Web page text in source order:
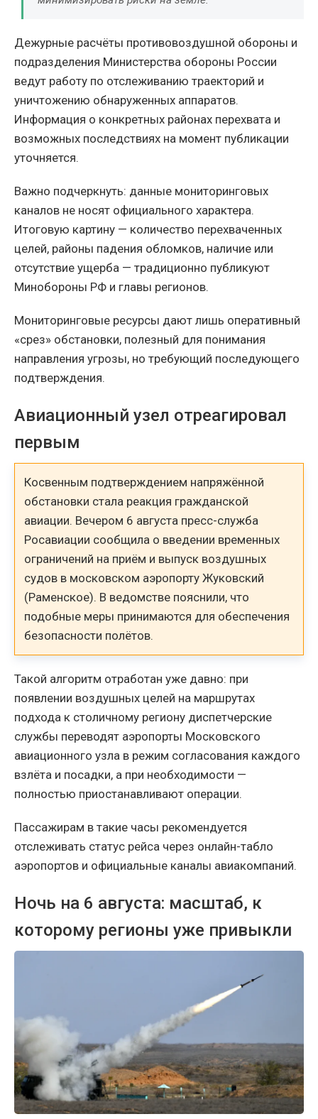
Дежурные расчёты противовоздушной обороны и
подразделения Министерства обороны России
ведут работу по отслеживанию траекторий и
уничтожению обнаруженных аппаратов.
Информация о конкретных районах перехвата и
возможных последствиях на момент публикации
уточняется.
Важно подчеркнуть: данные мониторинговых
каналов не носят официального характера.
Итоговую картину — количество перехваченных
целей, районы падения обломков, наличие или
отсутствие ущерба — традиционно публикуют
Минобороны РФ и главы регионов.
Мониторинговые ресурсы дают лишь оперативный
«срез» обстановки, полезный для понимания
направления угрозы, но требующий последующего
подтверждения.
Авиационный узел отреагировал
первым
Косвенным подтверждением напряжённой
обстановки стала реакция гражданской
авиации. Вечером 6 августа пресс-служба
Росавиации сообщила о введении временных
ограничений на приём и выпуск воздушных
судов в московском аэропорту Жуковский
(Раменское). В ведомстве пояснили, что
подобные меры принимаются для обеспечения
безопасности полётов.
Такой алгоритм отработан уже давно: при
появлении воздушных целей на маршрутах
подхода к столичному региону диспетчерские
службы переводят аэропорты Московского
авиационного узла в режим согласования каждого
взлёта и посадки, а при необходимости —
полностью приостанавливают операции.
Пассажирам в такие часы рекомендуется
отслеживать статус рейса через онлайн-табло
аэропортов и официальные каналы авиакомпаний.
Ночь на 6 августа: масштаб, к
которому регионы уже привыкли